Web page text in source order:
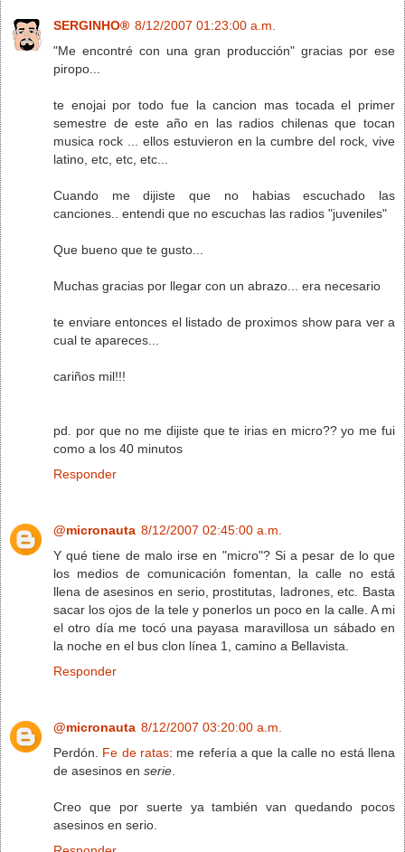
SERGINHO® 8/12/2007 01:23:00 a.m.
"Me encontré con una gran producción" gracias por ese
piropo...
te enojai por todo fue la cancion mas tocada el primer
semestre de este año en las radios chilenas que tocan
musica rock ... ellos estuvieron en la cumbre del rock, vive
latino, etc, etc, etc...
Cuando me dijiste que no habias escuchado las
canciones.. entendi que no escuchas las radios "juveniles"
Que bueno que te gusto...
Muchas gracias por llegar con un abrazo... era necesario
te enviare entonces el listado de proximos show para ver a
cual te apareces...
cariños mil!!!
pd. por que no me dijiste que te irias en micro?? yo me fui
como a los 40 minutos
Responder
@micronauta 8/12/2007 02:45:00 a.m.
Y qué tiene de malo irse en "micro"? Si a pesar de lo que
los medios de comunicación fomentan, la calle no está
llena de asesinos en serio, prostitutas, ladrones, etc. Basta
sacar los ojos de la tele y ponerlos un poco en la calle. A mi
el otro día me tocó una payasa maravillosa un sábado en
la noche en el bus clon línea 1, camino a Bellavista.
Responder
@micronauta 8/12/2007 03:20:00 a.m.
Perdón. Fe de ratas: me refería a que la calle no está llena
de asesinos en serie
Creo que por suerte ya también van quedando pocos
asesinos en serio.